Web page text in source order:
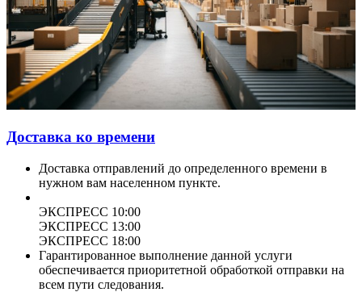
Доставка ко времени
Доставка отправлений до определенного времени в
нужном вам населенном пункте.
ЭКСПРЕСС 10:00
ЭКСПРЕСС 13:00
ЭКСПРЕСС 18:00
Гарантированное выполнение данной услуги
обеспечивается приоритетной обработкой отправки на
всем пути следования.